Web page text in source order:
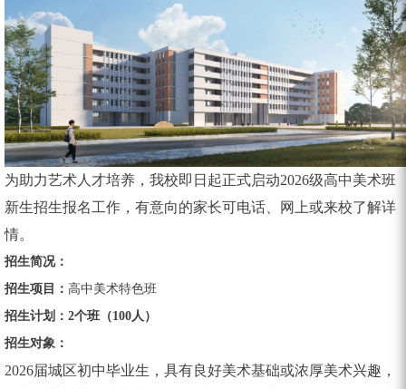
为助力艺术人才培养，我校即日起正式启动2026级高中美术班
新生招生报名工作，有意向的家长可电话、网上或来校了解详
情。
招生简况：
招生项目： 高中美术特色班
招生计划：2个班（100人）
招生对象：
2026届城区初中毕业生，具有良好美术基础或浓厚美术兴趣，